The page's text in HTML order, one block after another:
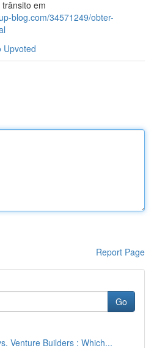
em
blog.com/34571249/obter-
Upvoted
Report Page
Go
Venture Builders : Which...